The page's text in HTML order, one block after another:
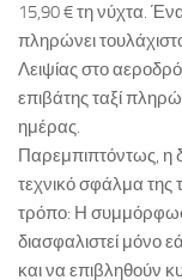
15,90 € τη νύχτα.
πληρώνει
Λειψίας στο
επιβάτης ταξί
ημέρας.
Παρεμπιπτόντως, η
τεχνικό σφάλμα
τρόπο: Η
διασφαλιστεί μόνο
και να επιβληθούν